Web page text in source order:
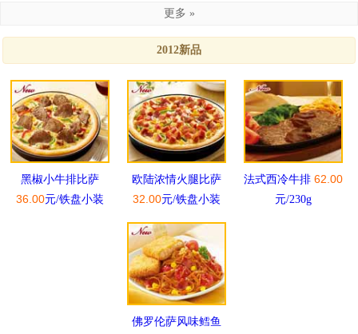
更多 »
2012新品
黑椒小牛排比萨
36.00元/铁盘小装
欧陆浓情火腿比萨
32.00元/铁盘小装
法式西冷牛排 62.00
元/230g
佛罗伦萨风味鳕鱼